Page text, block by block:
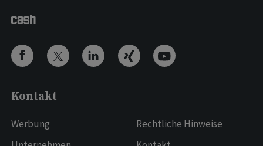
Kontakt
Werbung
Rechtliche Hinweise